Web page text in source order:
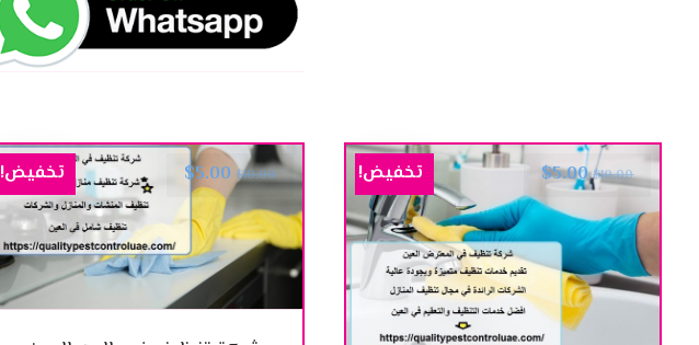
$10.00
$5.00 تخفيض! $10.00
$5.00 تخفيض!